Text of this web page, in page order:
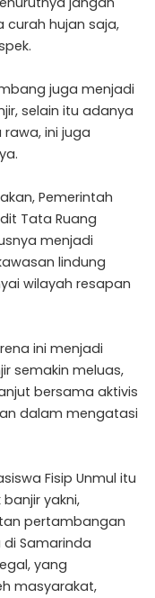
hujan saja,
juga menjadi
selain itu adanya
ini juga
Pemerintah
Tata Ruang
menjadi
lindung
wilayah resapan
ini menjadi
semakin meluas,
bersama aktivis
dalam mengatasi
Fisip Unmul itu
yakni,
pertambangan
di Samarinda
yang
masyarakat,